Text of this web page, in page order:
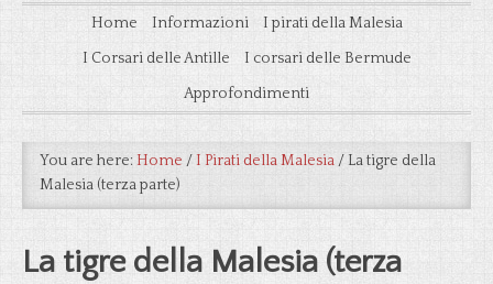
Home Informazioni
I pirati della Malesia
I Corsari delle Antille
I corsari delle Bermude
Approfondimenti
You are here: Home /I Pirati della Malesia /La tigre della
Malesia (terza parte)
La tigre della Malesia (terza